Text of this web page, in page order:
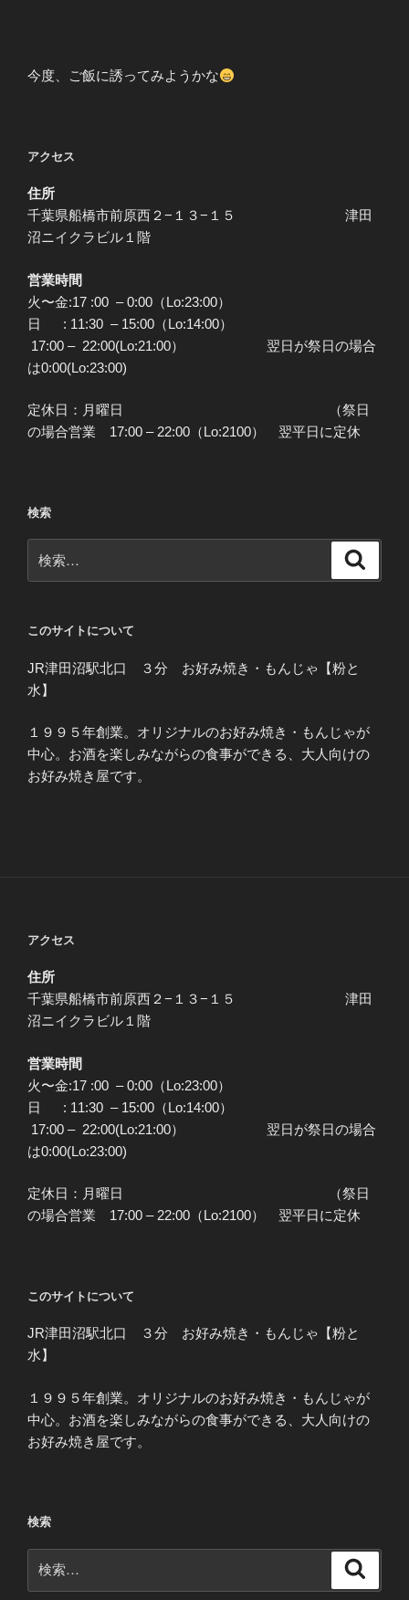
今度、ご飯に誘ってみようかな
アクセス
住所
千葉県船橋市前原西２−１３−１５ 津田
沼ニイクラビル１階
営業時間
火〜金:17 :00 – 0:00（Lo:23:00）
日 : 11:30 – 15:00（Lo:14:00）
17:00 – 22:00(Lo:21:00） 翌日が祭日の場合
は0:00(Lo:23:00)
定休日：月曜日 （祭日
の場合営業 17:00 – 22:00（Lo:2100） 翌平日に定休
検索
索:
このサイトについて
JR津田沼駅北口 ３分 お好み焼き・もんじゃ【粉と
水】
１９９５年創業。オリジナルのお好み焼き・もんじゃが
中心。お酒を楽しみながらの食事ができる、大人向けの
お好み焼き屋です。
アクセス
住所
千葉県船橋市前原西２−１３−１５ 津田
沼ニイクラビル１階
営業時間
火〜金:17 :00 – 0:00（Lo:23:00）
日 : 11:30 – 15:00（Lo:14:00）
17:00 – 22:00(Lo:21:00） 翌日が祭日の場合
は0:00(Lo:23:00)
定休日：月曜日 （祭日
の場合営業 17:00 – 22:00（Lo:2100） 翌平日に定休
このサイトについて
JR津田沼駅北口 ３分 お好み焼き・もんじゃ【粉と
水】
１９９５年創業。オリジナルのお好み焼き・もんじゃが
中心。お酒を楽しみながらの食事ができる、大人向けの
お好み焼き屋です。
検索
索: